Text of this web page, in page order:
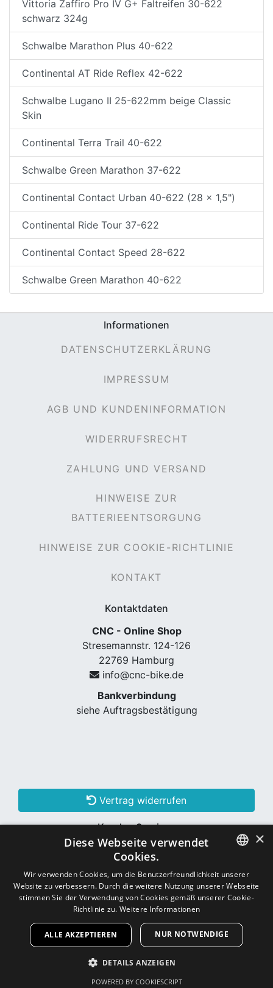
Vittoria Zaffiro Pro IV G+ Faltreifen 30-622
schwarz 324g
Schwalbe Marathon Plus 40-622
Continental AT Ride Reflex 42-622
Schwalbe Lugano II 25-622mm beige Classic
Skin
Continental Terra Trail 40-622
Schwalbe Green Marathon 37-622
Continental Contact Urban 40-622 (28 x 1,5")
Continental Ride Tour 37-622
Continental Contact Speed 28-622
Schwalbe Green Marathon 40-622
Informationen
DATENSCHUTZERKLÄRUNG
IMPRESSUM
AGB UND KUNDENINFORMATION
WIDERRUFSRECHT
ZAHLUNG UND VERSAND
HINWEISE ZUR
BATTERIEENTSORGUNG
HINWEISE ZUR COOKIE-RICHTLINIE
KONTAKT
Kontaktdaten
CNC - Online Shop
Stresemannstr. 124-126
22769 Hamburg
info@cnc-bike.de
Bankverbindung
siehe Auftragsbestätigung
Vertrag widerrufen
Kunden Services
Konto erstellen
Schon Kunde? Einloggen
Copyright © 2026 CNC - Online Shop
GERMAN
×
Diese Webseite verwendet
Cookies.
Wir verwenden Cookies, um die Benutzerfreundlichkeit unserer
Website zu verbessern. Durch die weitere Nutzung unserer Webseite
stimmen Sie der Verwendung von Cookies gemäß unserer Cookie-
Richtlinie zu. Weitere Informationen
ALLE AKZEPTIEREN NUR NOTWENDIGE
DETAILS ANZEIGEN
UNBEDINGT ERFORDERLICH
POWERED BY COOKIESCRIPT